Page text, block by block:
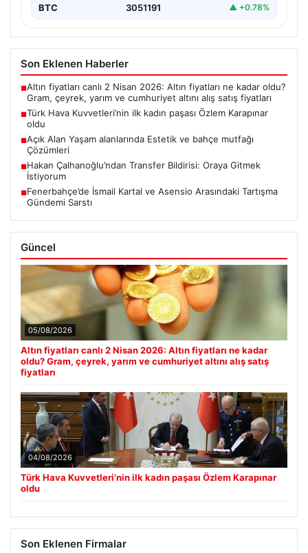
BTC 3051191 ▲ +0.78%
Son Eklenen Haberler
■Altın fiyatları canlı 2 Nisan 2026: Altın fiyatları ne kadar oldu?
Gram, çeyrek, yarım ve cumhuriyet altını alış satış fiyatları
■Türk Hava Kuvvetleri’nin ilk kadın paşası Özlem Karapınar
oldu
■Açık Alan Yaşam alanlarında Estetik ve bahçe mutfağı
Çözümleri
■Hakan Çalhanoğlu’ndan Transfer Bildirisi: Oraya Gitmek
İstiyorum
■Fenerbahçe’de İsmail Kartal ve Asensio Arasındaki Tartışma
Gündemi Sarstı
Güncel
05/08/2026
Altın fiyatları canlı 2 Nisan 2026: Altın fiyatları ne kadar
oldu? Gram, çeyrek, yarım ve cumhuriyet altını alış satış
fiyatları
04/08/2026
Türk Hava Kuvvetleri’nin ilk kadın paşası Özlem Karapınar
oldu
Son Eklenen Firmalar